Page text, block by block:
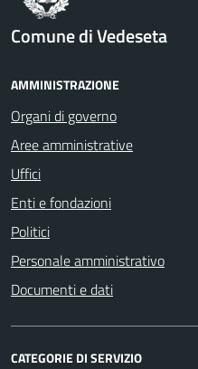
Comune di Vedeseta
AMMINISTRAZIONE
Organi di governo
Aree amministrative
Uffici
Enti e fondazioni
Politici
Personale amministrativo
Documenti e dati
CATEGORIE DI SERVIZIO